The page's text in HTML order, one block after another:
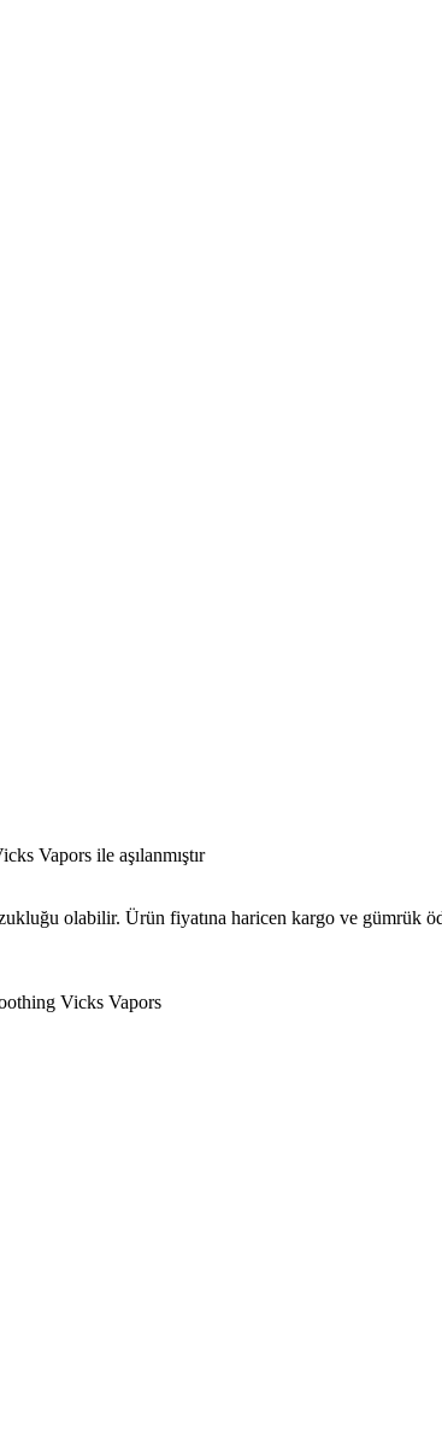
Vapors ile aşılanmıştır
olabilir. Ürün fiyatına haricen kargo ve gümrük
Vicks Vapors